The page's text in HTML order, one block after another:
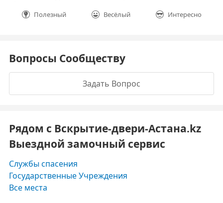
Полезный Весёлый Интересно
Вопросы Сообществу
Задать Вопрос
Рядом с Вскрытие-двери-Астана.kz
Выездной замочный сервис
Службы спасения
Государственные Учреждения
Все места